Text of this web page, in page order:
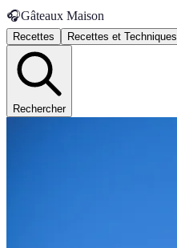
🎧Gâteaux Maison
Recettes Recettes et Techniques
Rechercher